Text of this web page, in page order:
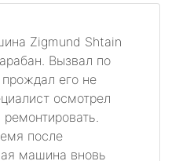
Zigmund Shtain
Вызвал по
его не
осмотрел
после
машина вновь